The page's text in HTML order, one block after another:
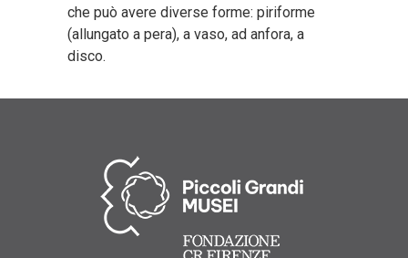
che può avere diverse forme: piriforme
(allungato a pera), a vaso, ad anfora, a
disco.